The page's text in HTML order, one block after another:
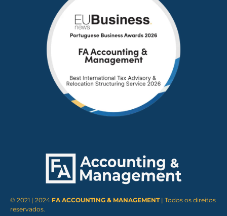
© 2021 | 2024 FA ACCOUNTING & MANAGEMENT| Todos os direitos
reservados.